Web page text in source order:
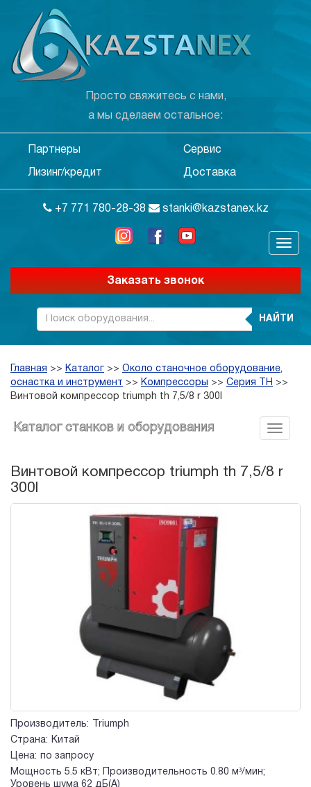
Просто свяжитесь с нами,
а мы сделаем остальное:
Партнеры Сервис
Лизинг/кредит Доставка
+7 771 780-28-38 stanki@kazstanex.kz
Заказать звонок
НАЙТИ
Главная >> Каталог >> Около станочное оборудование,
оснастка и инструмент >> Компрессоры >> Серия TH >>
Винтовой компрессор triumph th 7,5/8 r 300l
Каталог станков и оборудования
Винтовой компрессор triumph th 7,5/8 r
300l
Производитель:
Triumph
Страна:
Китай
Цена:
по запросу
Мощность 5.5 кВт; Производительность 0.80 м³/мин;
Уровень шума 62 дБ(А)